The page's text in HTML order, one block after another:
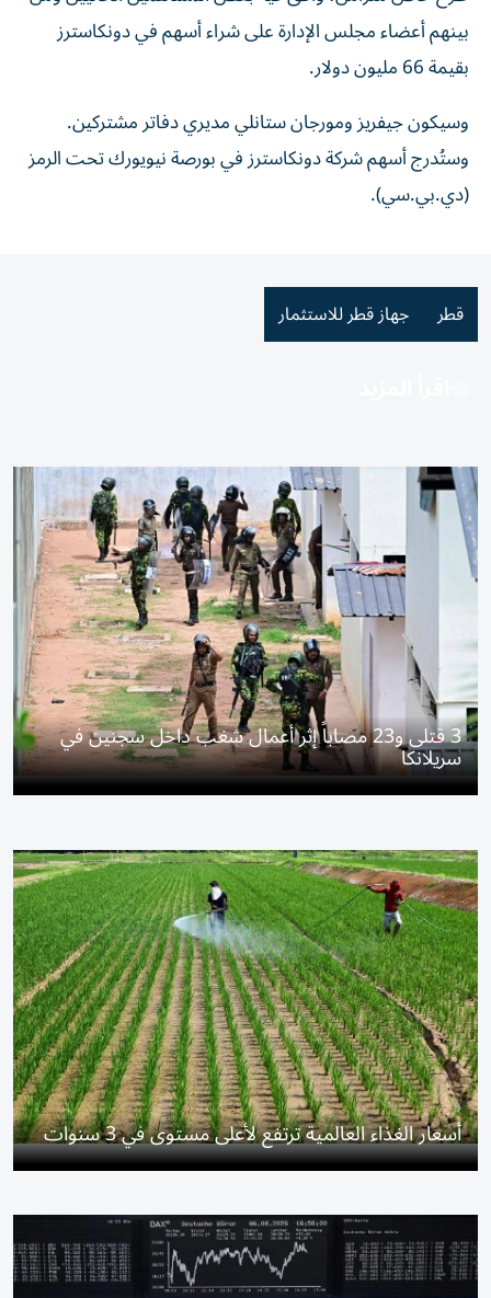
بينهم أعضاء مجلس الإدارة على شراء أسهم ⁠في دونكاسترز
بقيمة 66 مليون ​دولار.
وسيكون جيفريز ومورجان ستانلي مديري دفاتر مشتركين.
وستُدرج أسهم شركة دونكاسترز في بورصة نيويورك ⁠تحت الرمز
(دي.بي.سي).
قطر جهاز قطر للاستثمار
3 قتلى و23 مصاباً إثر أعمال شغب داخل سجنين في
سريلانكا
أسعار الغذاء العالمية ترتفع لأعلى مستوى في 3 سنوات